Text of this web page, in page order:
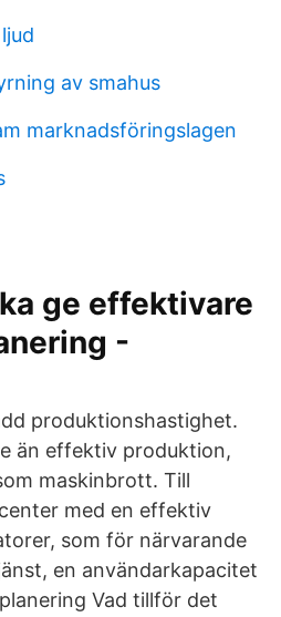
av smahus
marknadsföringslagen
ge effektivare
-
produktionshastighet.
än effektiv produktion,
maskinbrott. Till
med en effektiv
som för närvarande
en användarkapacitet
Vad tillför det